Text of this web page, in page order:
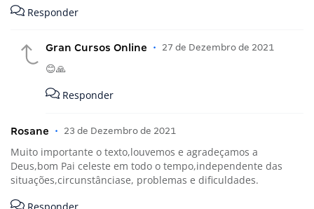
Responder
Gran Cursos Online • 27 de Dezembro de 2021
😊🙏
Responder
Rosane • 23 de Dezembro de 2021
Muito importante o texto,louvemos e agradeçamos a
Deus,bom Pai celeste em todo o tempo,independente das
situações,circunstânciase, problemas e dificuldades.